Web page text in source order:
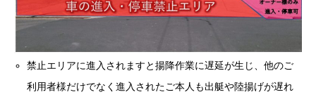
禁止エリアに進入されますと揚降作業に遅延が生じ、他のご
利用者様だけでなく進入されたご本人も出艇や陸揚げが遅れ